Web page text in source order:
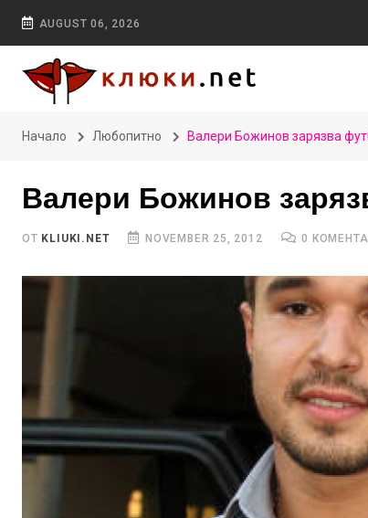
AUGUST 06, 2026
Начало Любопитно Валери Божинов зарязва
Валери Божинов
ОТ KLIUKI.NET NOVEMBER 25, 2012 0